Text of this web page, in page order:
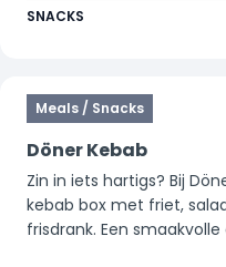
SNACKS
Meals / Snacks
Döner Kebab
Zin in iets hartigs? Bij
kebab box met friet,
frisdrank. Een